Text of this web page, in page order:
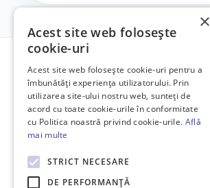
Platformă de anunțuri auto și licitații
auto online.
×
Acest site web folosește
cookie-uri
Acest site web folosește cookie-uri pentru a
îmbunătăți experiența utilizatorului. Prin
utilizarea site-ului nostru web, sunteți de
acord cu toate cookie-urile în conformitate
cu Politica noastră privind cookie-urile. Află
mai multe
STRICT NECESARE
DE PERFORMANȚĂ